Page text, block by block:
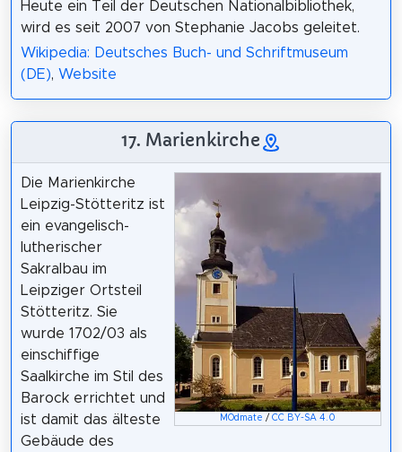
Heute ein Teil der Deutschen Nationalbibliothek,
wird es seit 2007 von Stephanie Jacobs geleitet.
Wikipedia: Deutsches Buch- und Schriftmuseum
(DE), Website
17. Marienkirche
MOdmate /CC BY-SA 4.0
Die Marienkirche
Leipzig-Stötteritz ist
ein evangelisch-
lutherischer
Sakralbau im
Leipziger Ortsteil
Stötteritz. Sie
wurde 1702/03 als
einschiffige
Saalkirche im Stil des
Barock errichtet und
ist damit das älteste
Gebäude des